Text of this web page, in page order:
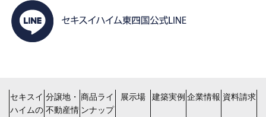
セキスイ
ハイムの
分譲地・
不動産情
商品ライ
ンナップ
展示場 建築実例 企業情報 資料請求